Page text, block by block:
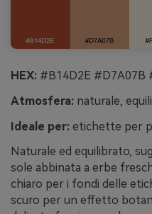
HEX: #B14D2E #D7A07B
Atmosfera: naturale,
Ideale per: etichette per
Naturale ed equilibrato,
sole abbinata a erbe
chiaro per i fondi delle
scuro per un effetto